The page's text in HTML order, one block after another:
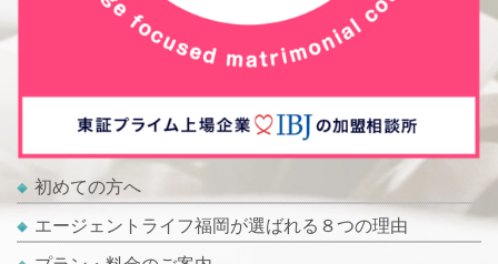
初めての方へ
エージェントライフ福岡が選ばれる８つの理由